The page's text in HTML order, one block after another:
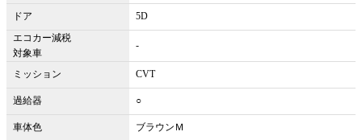
ドア
5D
エコカー減税
対象車
-
ミッション CVT
過給器 ○
車体色 ブラウンＭ